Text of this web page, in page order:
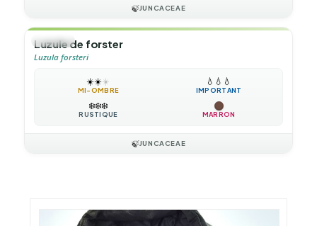
🍃JUNCACEAE
🌿HERBE
Luzule de forster
Luzula forsteri
☀️☀️☀️
MI-OMBRE
💧 💧 💧
IMPORTANT
❄️❄️❄️
RUSTIQUE MARRON
🍃JUNCACEAE